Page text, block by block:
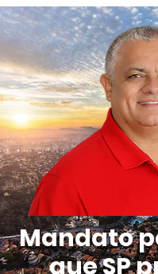
Mandato
que SP